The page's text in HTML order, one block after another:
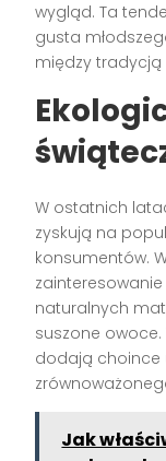
wygląd. Ta
gusta
między
W ostatnich
zyskują na
konsumentów.
naturalnych
suszone
dodają choince
Jak